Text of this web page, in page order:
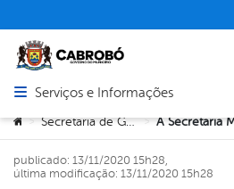
Abrir menu principal de navegação
Serviços e Informações
Você está aqui:
> Secretaria de Governo >
publicado: 13/11/2020 15h28,
última modificação: 13/11/2020 15h28